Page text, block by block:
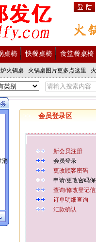
桌椅 快餐桌椅 食堂餐桌椅
火锅桌 火锅桌图片更多点这里
>> 会员登录区
新会员注册
会员登录
更改顾客密码
申请/更改密码
查询/修改登记
订单明细查询
汇款确认